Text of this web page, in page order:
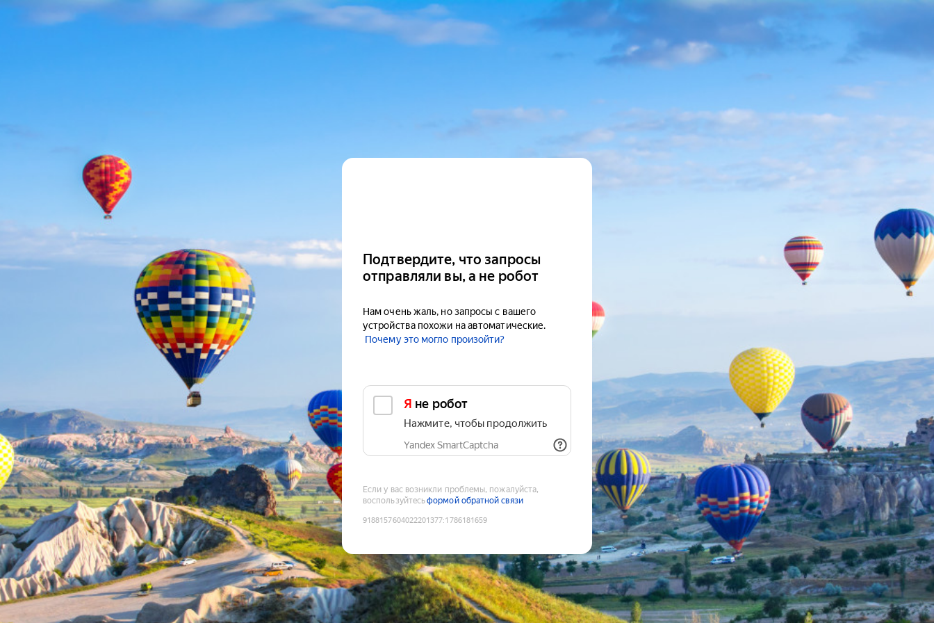
Подтвердите, что запросы
отправляли вы, а не робот
Нам очень жаль, но запросы с вашего
устройства похожи на автоматические.
Почему это могло произойти?
Я не робот
Нажмите, чтобы продолжить
Yandex SmartCaptcha
Если у вас возникли проблемы, пожалуйста,
воспользуйтесьформой обратной связи
9188157604022201377:1786181659